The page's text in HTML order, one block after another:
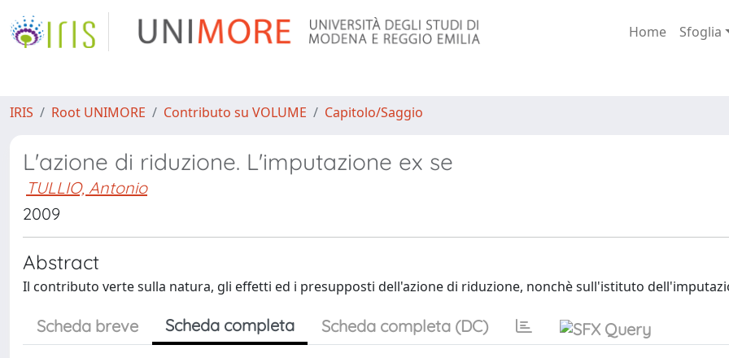
Home Sfoglia
IRIS Root UNIMORE Contributo su VOLUME Capitolo/Saggio
L'azione di riduzione. L'imputazione ex se
TULLIO, Antonio
2009
Abstract
Il contributo verte sulla natura, gli effetti ed i presupposti dell'azione di riduzione, nonchè sull'istituto
Scheda breve Scheda completa Scheda completa (DC)